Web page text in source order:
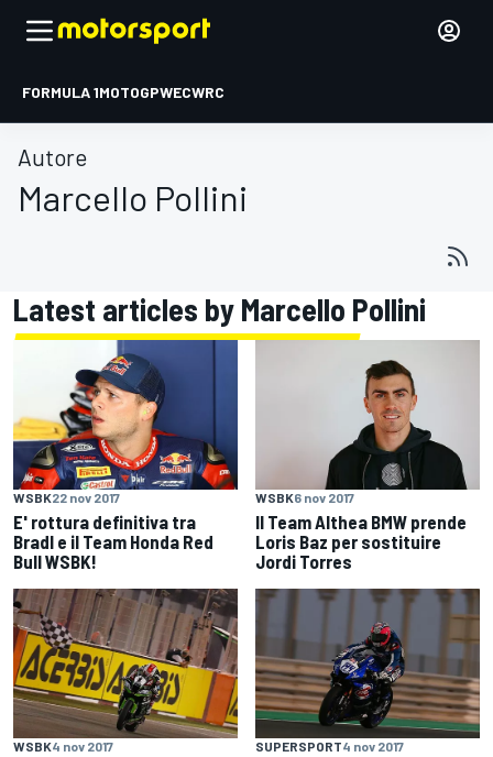
FORMULA 1MOTOGPWECWRC
Autore
Marcello Pollini
Latest articles by Marcello Pollini
WSBK22 nov 2017
E' rottura definitiva tra
Bradl e il Team Honda Red
Bull WSBK!
WSBK6 nov 2017
Il Team Althea BMW prende
Loris Baz per sostituire
Jordi Torres
WSBK4 nov 2017 SUPERSPORT4 nov 2017